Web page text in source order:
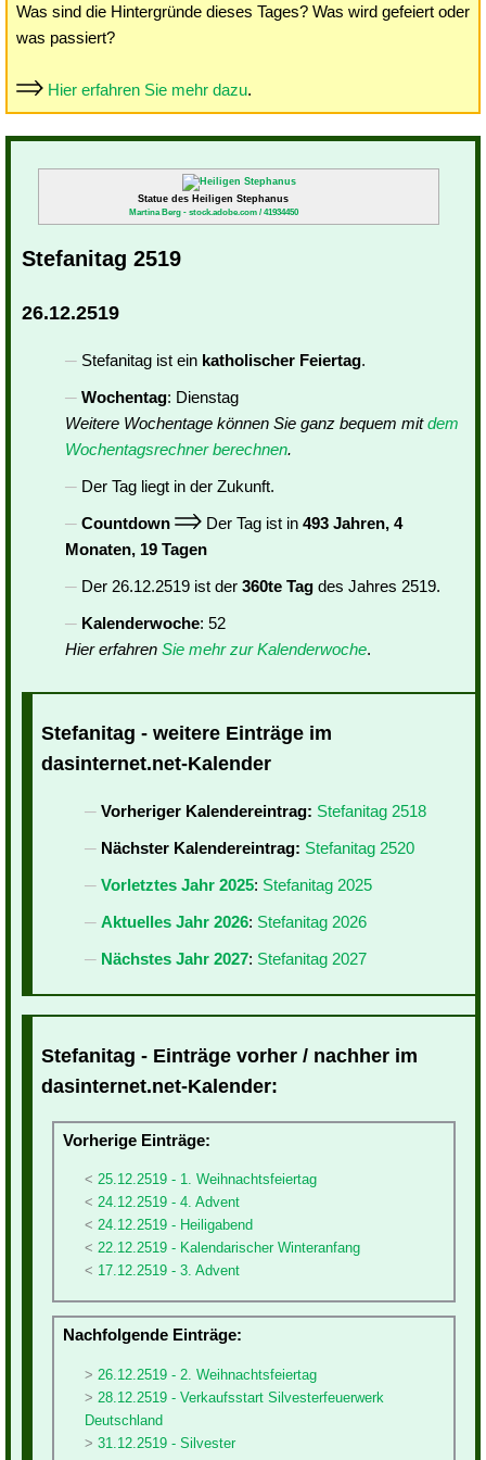
Was sind die Hintergründe dieses Tages? Was wird gefeiert oder
was passiert?
Hier erfahren Sie mehr dazu.
Statue des Heiligen Stephanus
Martina Berg - stock.adobe.com / 41934450
Stefanitag 2519
26.12.2519
Stefanitag ist ein katholischer Feiertag.
Wochentag: Dienstag
Weitere Wochentage können Sie ganz bequem mitdem
Wochentagsrechner berechnen.
Der Tag liegt in der Zukunft.
Countdown
Der Tag ist in 493 Jahren, 4
Monaten, 19 Tagen
Der 26.12.2519 ist der 360te Tag des Jahres 2519.
Kalenderwoche: 52
Hier erfahren Sie mehr zur Kalenderwoche.
Stefanitag - weitere Einträge im
dasinternet.net-Kalender
Vorheriger Kalendereintrag: Stefanitag 2518
Nächster Kalendereintrag: Stefanitag 2520
Vorletztes Jahr 2025: Stefanitag 2025
Aktuelles Jahr 2026: Stefanitag 2026
Nächstes Jahr 2027: Stefanitag 2027
Stefanitag - Einträge vorher / nachher im
dasinternet.net-Kalender:
Vorherige Einträge:
25.12.2519 - 1. Weihnachtsfeiertag
24.12.2519 - 4. Advent
24.12.2519 - Heiligabend
22.12.2519 - Kalendarischer Winteranfang
17.12.2519 - 3. Advent
Nachfolgende Einträge:
26.12.2519 - 2. Weihnachtsfeiertag
28.12.2519 - Verkaufsstart Silvesterfeuerwerk
Deutschland
31.12.2519 - Silvester